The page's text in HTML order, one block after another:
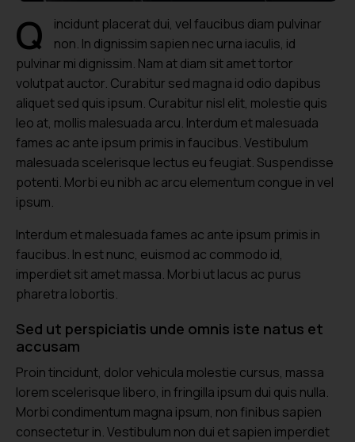
Q
incidunt placerat dui, vel faucibus diam pulvinar
non. In dignissim sapien nec urna iaculis, id
pulvinar mi dignissim. Nam at diam sit amet tortor
volutpat auctor. Curabitur sed magna id odio dapibus
aliquet sed quis ipsum. Curabitur nisl elit, molestie quis
leo at, mollis malesuada arcu. Interdum et malesuada
fames ac ante ipsum primis in faucibus. Vestibulum
malesuada scelerisque lectus eu feugiat. Suspendisse
potenti. Morbi eu nibh ac arcu elementum congue in vel
ipsum.
Interdum et malesuada fames ac ante ipsum primis in
faucibus. In est nunc, euismod ac commodo id,
imperdiet sit amet massa. Morbi ut lacus ac purus
pharetra lobortis.
Sed ut perspiciatis unde omnis iste natus et
accusam
Proin tincidunt, dolor vehicula molestie cursus, massa
lorem scelerisque libero, in fringilla ipsum dui quis nulla.
Morbi condimentum magna ipsum, non finibus sapien
consectetur in. Vestibulum non dui et sapien imperdiet